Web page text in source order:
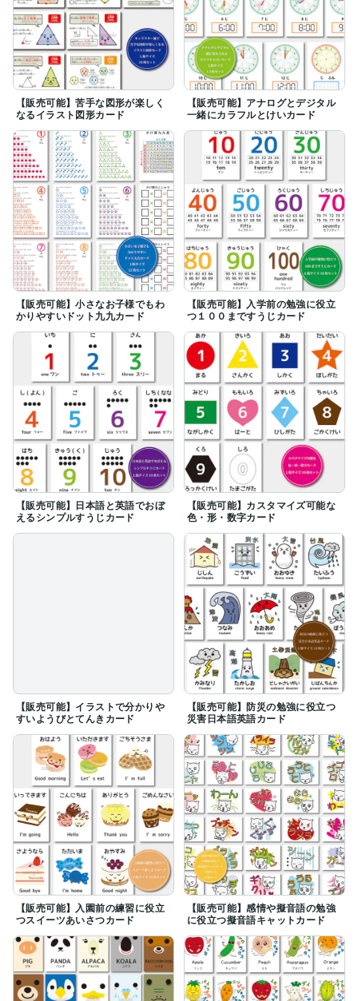
【販売可能】苦手な図形が楽しく
なるイラスト図形カード
【販売可能】アナログとデジタル
一緒にカラフルとけいカード
【販売可能】小さなお子様でもわ
かりやすいドット九九カード
【販売可能】入学前の勉強に役立
つ１００まですうじカード
【販売可能】日本語と英語でおぼ
えるシンプルすうじカード
【販売可能】カスタマイズ可能な
色・形・数字カード
【販売可能】イラストで分かりや
すいようびとてんきカード
【販売可能】防災の勉強に役立つ
災害日本語英語カード
【販売可能】入園前の練習に役立
つスイーツあいさつカード
【販売可能】感情や擬音語の勉強
に役立つ擬音語キャットカード